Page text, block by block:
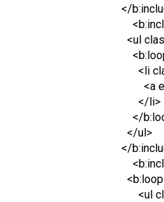
</
<ul
<li
<a
</li>
</
</ul>
</
<ul